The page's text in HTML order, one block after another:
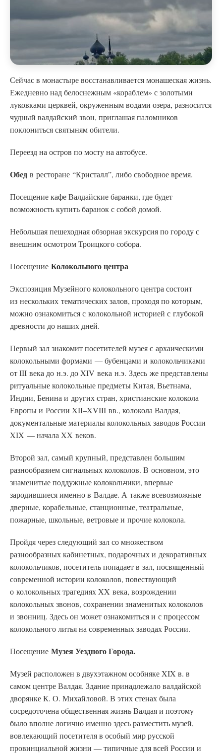
Сейчас в монастыре восстанавливается монашеская жизнь.
Ежедневно над белоснежным «кораблем» с золотыми
луковками церквей, окруженным водами озера, разносится
чудный валдайский звон, приглашая паломников
поклониться святыням обители.
Переезд на остров по мосту на автобусе.
Обед в ресторане “Кристалл”, либо свободное время.
Посещение кафе Валдайские баранки, где будет
возможность купить баранок с собой домой.
Небольшая пешеходная обзорная экскурсия по городу с
внешним осмотром Троицкого собора.
Посещение Колокольного центра
Экспозиция Музейного колокольного центра состоит
из нескольких тематических залов, проходя по которым,
можно ознакомиться с колокольной историей с глубокой
древности до наших дней.
Первый зал знакомит посетителей музея с архаическими
колокольными формами — бубенцами и колокольчиками
от III века до н.э. до XIV века н.э. Здесь же представлены
ритуальные колокольные предметы Китая, Вьетнама,
Индии, Бенина и других стран, христианские колокола
Европы и России XII–XVIII вв., колокола Валдая,
документальные материалы колокольных заводов России
XIX — начала XX веков.
Второй зал, самый крупный, представлен большим
разнообразием сигнальных колоколов. В основном, это
знаменитые поддужные колокольчики, впервые
зародившиеся именно в Валдае. А также всевозможные
дверные, корабельные, станционные, театральные,
пожарные, школьные, ветровые и прочие колокола.
Пройдя через следующий зал со множеством
разнообразных кабинетных, подарочных и декоративных
колокольчиков, посетитель попадает в зал, посвященный
современной истории колоколов, повествующий
о колокольных трагедиях XX века, возрождении
колокольных звонов, сохранении знаменитых колоколов
и звонниц. Здесь он может ознакомиться и с процессом
колокольного литья на современных заводах России.
Посещение Музея Уездного Города.
Музей расположен в двухэтажном особняке XIX в. в
самом центре Валдая. Здание принадлежало валдайской
дворянке К. О. Михайловой. В этих стенах была
сосредоточена общественная жизнь Валдая и поэтому
было вполне логично именно здесь разместить музей,
вовлекающий посетителя в особый мир русской
провинциальной жизни — типичные для всей России и